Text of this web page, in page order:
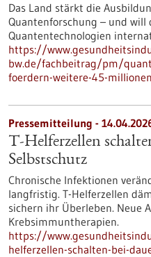
Das Land stärkt die
Quantenforschung – und will
Quantentechnologien
https://
bw.de/fachbeitrag/pm/
foerdern-weitere-45-
Pressemitteilung -
T-Helferzellen
Selbstschutz
Chronische Infektionen
langfristig. T-Helferzellen
sichern ihr Überleben. Neue
Krebsimmuntherapien.
https://
helferzellen-schalten-bei-